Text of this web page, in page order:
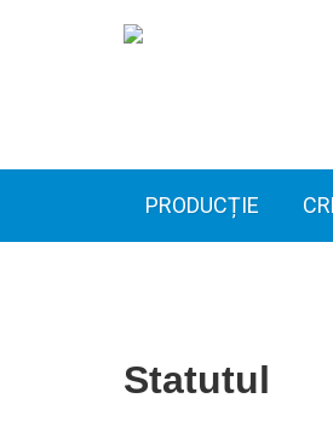
PRODUCȚIE
Statutul